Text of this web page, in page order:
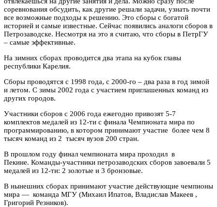
соревнования обсудить, как другие решали задачи, узнать почти
все возможные подходы к решению. Это сборы с богатой
историей и самые известные. Сейчас появились аналоги сборов в
Петрозаводске. Несмотря на это я считаю, что сборы в ПетрГУ
– самые эффективные.
На зимних сборах проводится два этапа на кубок главы
республики Карелия.
Сборы проводятся с 1998 года, с 2000-го – два раза в год зимой
и летом. С зимы 2002 года с участием приглашенных команд из
других городов.
Участники сборов с 2006 года ежегодно привозят 5-7
комплектов медалей из 12-ти с финала Чемпионата мира по
программированию, в котором принимают участие более чем 8
тысяч команд из 2 тысяч вузов 200 стран.
В прошлом году финал чемпионата мира проходил в
Пекине. Команды-участники петрозаводских сборов завоевали 5
медалей из 12-ти: 2 золотые и 3 бронзовые.
В нынешних сборах принимают участие действующие чемпионы
мира — команда МГУ (Михаил Ипатов, Владислав Макеев ,
Григорий Резников).